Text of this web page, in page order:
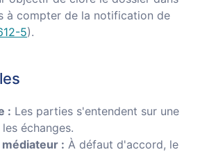
à compter de la notification de
5).
: Les parties s'entendent sur une
échanges.
: À défaut d'accord, le